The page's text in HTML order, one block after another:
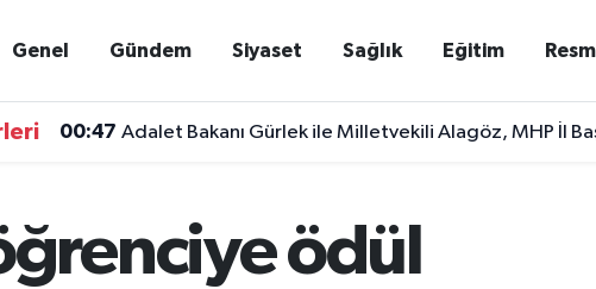
Genel Gündem Siyaset Sağlık Eğitim
00:47 Adalet Bakanı Gürlek ile Milletvekili Alagöz, MHP İl
ödül